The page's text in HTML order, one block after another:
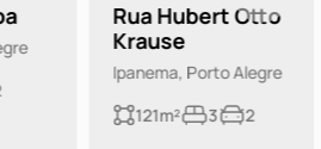
Rua Hubert Otto
Krause
Ipanema, Porto Alegre
121m²
3 2